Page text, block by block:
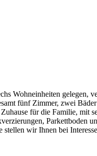
Wohneinheiten gelegen,
fünf Zimmer, zwei
für die Familie, mit
Parkettboden
wir Ihnen bei